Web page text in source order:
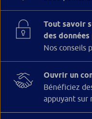
Tout savoir
des
Nos conseils
Ouvrir un
Bénéficiez
appuyant sur